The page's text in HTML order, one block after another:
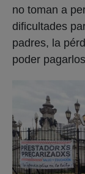
no toman a
dificultades
padres, la
poder